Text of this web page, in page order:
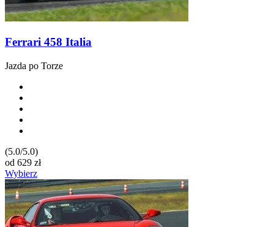
Ferrari 458 Italia
Jazda po Torze
(5.0/5.0)
od 629 zł
Wybierz